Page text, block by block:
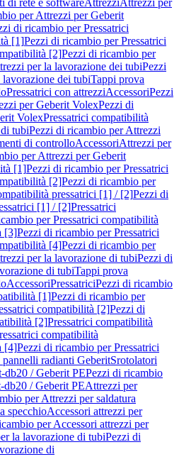
di rete e softwareAttrezziAttrezzi per
per Attrezzi per Geberit
di ricambio per Pressatrici
[1]Pezzi di ricambio per Pressatrici
[2]Pezzi di ricambio per
per la lavorazione dei tubiPezzi
dei tubiTappi prova
Pressatrici con attrezziAccessoriPezzi
per Geberit VolexPezzi di
VolexPressatrici compatibilità
tubiPezzi di ricambio per Attrezzi
di controlloAccessoriAttrezzi per
per Attrezzi per Geberit
[1]Pezzi di ricambio per Pressatrici
[2]Pezzi di ricambio per
pressatrici [1] / [2]Pezzi di
[1] / [2]Pressatrici
per Pressatrici compatibilità
[3]Pezzi di ricambio per Pressatrici
[4]Pezzi di ricambio per
per la lavorazione di tubiPezzi di
di tubiTappi prova
AccessoriPressatriciPezzi di ricambio
[1]Pezzi di ricambio per
compatibilità [2]Pezzi di
[2]Pressatrici compatibilità
compatibilità
[4]Pezzi di ricambio per Pressatrici
pannelli radianti GeberitSrotolatori
db20 / Geberit PEPezzi di ricambio
db20 / Geberit PEAttrezzi per
per Attrezzi per saldatura
specchioAccessori attrezzi per
per Accessori attrezzi per
la lavorazione di tubiPezzi di
di